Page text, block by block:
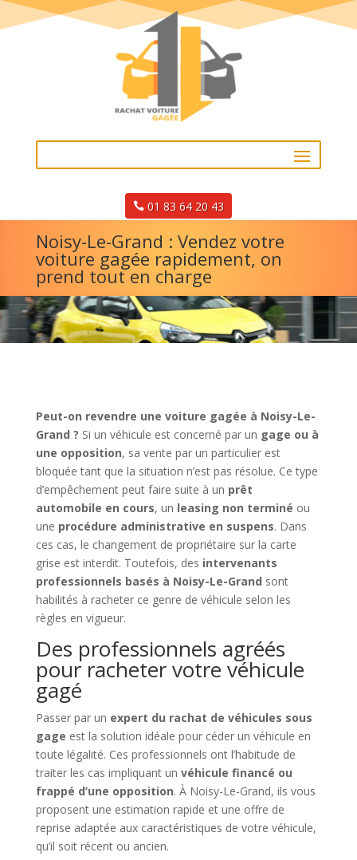
01 83 64 20 43
Noisy-Le-Grand : Vendez votre
voiture gagée rapidement, on
prend tout en charge
Peut-on revendre une voiture gagée à Noisy-Le-
Grand ? Si un véhicule est concerné par un gage ou à
une opposition, sa vente par un particulier est
bloquée tant que la situation n’est pas résolue. Ce type
d’empêchement peut faire suite à un prêt
automobile en cours, un leasing non terminé ou
une procédure administrative en suspens. Dans
ces cas, le changement de propriétaire sur la carte
grise est interdit. Toutefois, des intervenants
professionnels basés à Noisy-Le-Grand sont
habilités à racheter ce genre de véhicule selon les
règles en vigueur.
Des professionnels agréés
pour racheter votre véhicule
gagé
Passer par un expert du rachat de véhicules sous
gage est la solution idéale pour céder un véhicule en
toute légalité. Ces professionnels ont l’habitude de
traiter les cas impliquant un véhicule financé ou
frappé d’une opposition. À Noisy-Le-Grand, ils vous
proposent une estimation rapide et une offre de
reprise adaptée aux caractéristiques de votre véhicule,
qu’il soit récent ou ancien.